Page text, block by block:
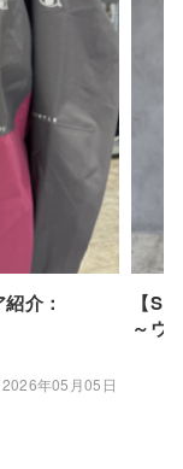
介：
2026年05月05日
【
～ウ